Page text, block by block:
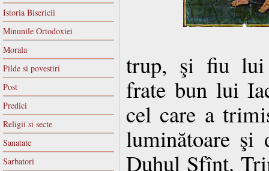
Istoria Bisericii
Minunile Ortodoxiei
Morala
Pilde si povestiri
Post
Predici
Religii si secte
Sanatate
Sarbatori
trup, şi fiu lui
frate bun lui
cel care a
luminătoare şi
Duhul Sfînt.